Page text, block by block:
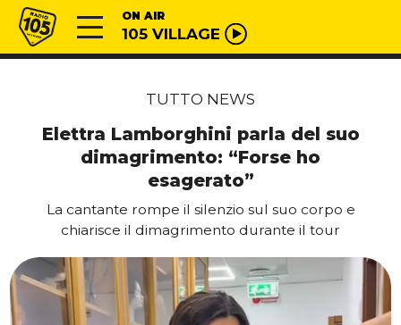
Vai al contenuto
Radio 105 ON AIR
105 VILLAGE
TUTTO NEWS
Elettra Lamborghini parla del suo
dimagrimento: “Forse ho
esagerato”
La cantante rompe il silenzio sul suo corpo e
chiarisce il dimagrimento durante il tour